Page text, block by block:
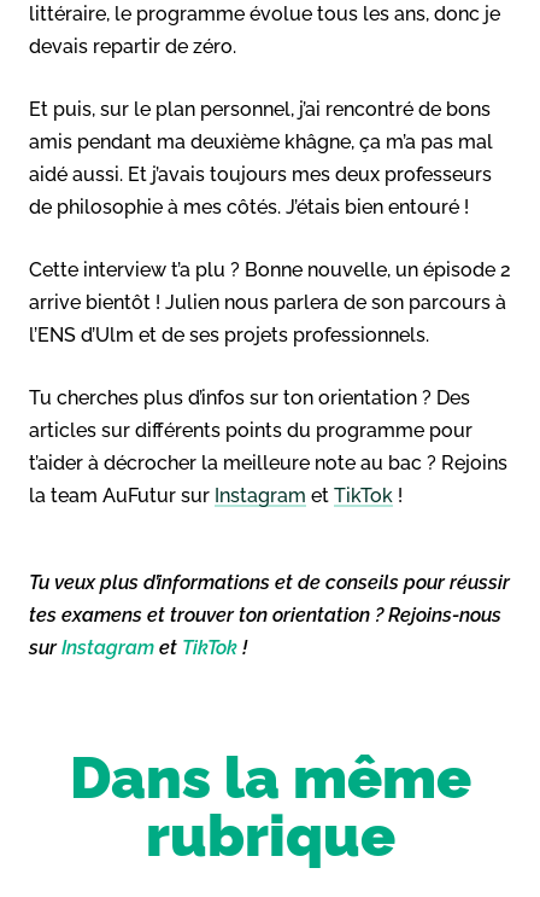
littéraire, le programme évolue tous les ans, donc je
devais repartir de zéro.
Et puis, sur le plan personnel, j’ai rencontré de bons
amis pendant ma deuxième khâgne, ça m’a pas mal
aidé aussi. Et j’avais toujours mes deux professeurs
de philosophie à mes côtés. J’étais bien entouré !
Cette interview t’a plu ? Bonne nouvelle, un épisode 2
arrive bientôt ! Julien nous parlera de son parcours à
l’ENS d’Ulm et de ses projets professionnels.
Tu cherches plus d’infos sur ton orientation ? Des
articles sur différents points du programme pour
t’aider à décrocher la meilleure note au bac ? Rejoins
la team AuFutur sur Instagram et TikTok !
Tu veux plus d’informations et de conseils pour réussir
tes examens et trouver ton orientation ? Rejoins-nous
surInstagram et TikTok !
Dans la même
rubrique